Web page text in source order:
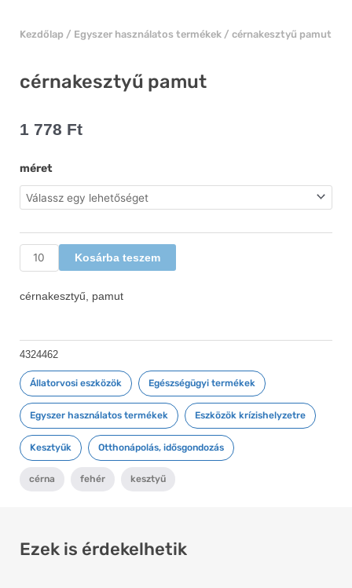
Kezdőlap / Egyszer használatos termékek / cérnakesztyű pamut
cérnakesztyű pamut
1 778 Ft
méret
cérnakesztyű
pamut
mennyiség
Kosárba teszem
cérnakesztyű, pamut
4324462
Állatorvosi eszközök Egészségügyi termékek
Egyszer használatos termékek Eszközök krízishelyzetre
Kesztyűk Otthonápolás, idősgondozás
cérna fehér kesztyű
Ezek is érdekelhetik